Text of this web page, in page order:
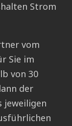
Strom
vom
Sie im
von 30
der
jeweiligen